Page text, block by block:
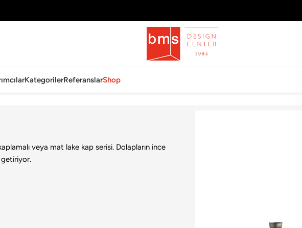
KategorilerReferanslarShop
veya mat lake kap serisi. Dolapların ince
getiriyor.